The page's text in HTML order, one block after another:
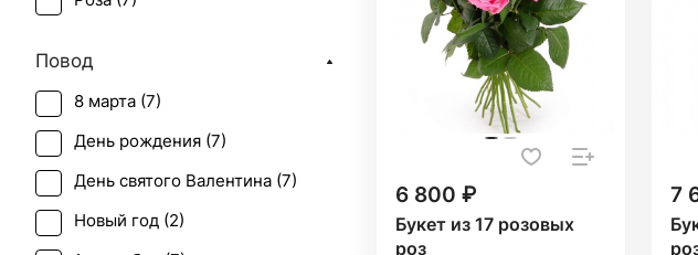
6 800 ₽
Букет из 17 розовых
роз
7
Повод
8 марта (7)
День рождения (7)
День святого Валентина (7)
Новый год (2)